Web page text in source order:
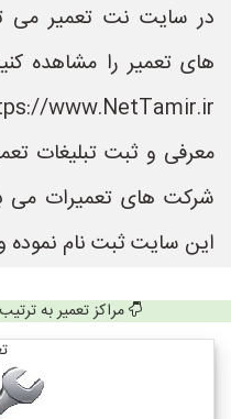
در سایت نت تعمیر می
های تعمیر را مشاهده
معرفی و ثبت تبلیغات
شرکت های تعمیرات می
این سایت ثبت نام نموده
مراکز تعمیر به